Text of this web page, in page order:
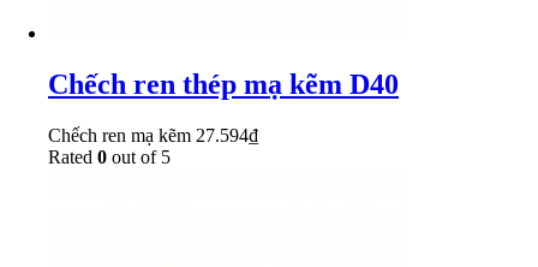
Chếch ren thép mạ kẽm D40
Chếch ren mạ kẽm 27.594₫
Rated 0 out of 5